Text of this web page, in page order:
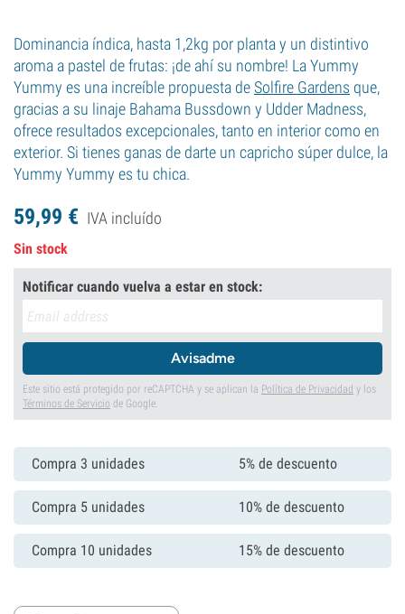
Dominancia índica, hasta 1,2kg por planta y un distintivo
aroma a pastel de frutas: ¡de ahí su nombre! La Yummy
Yummy es una increíble propuesta deSolfire Gardens que,
gracias a su linaje Bahama Bussdown y Udder Madness,
ofrece resultados excepcionales, tanto en interior como en
exterior. Si tienes ganas de darte un capricho súper dulce, la
Yummy Yummy es tu chica.
59,99 € IVA incluído
Sin stock
Notificar cuando vuelva a estar en stock:
Avisadme
Este sitio está protegido por reCAPTCHA y se aplican la Política de Privacidad y los
Términos de Servicio de Google.
Compra 3 unidades 5% de descuento
Compra 5 unidades 10% de descuento
Compra 10 unidades 15% de descuento